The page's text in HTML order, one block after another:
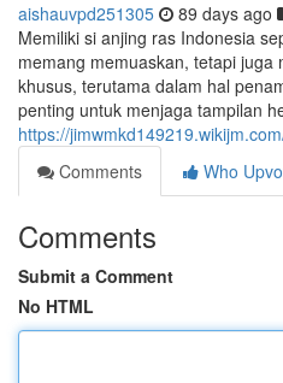
aishauvpd251305 89 days ago
Memiliki si anjing ras Indonesia
memang memuaskan, tetapi juga
khusus, terutama dalam hal
penting untuk menjaga tampilan
https://
Comments
Who
Comments
Submit a Comment
No HTML